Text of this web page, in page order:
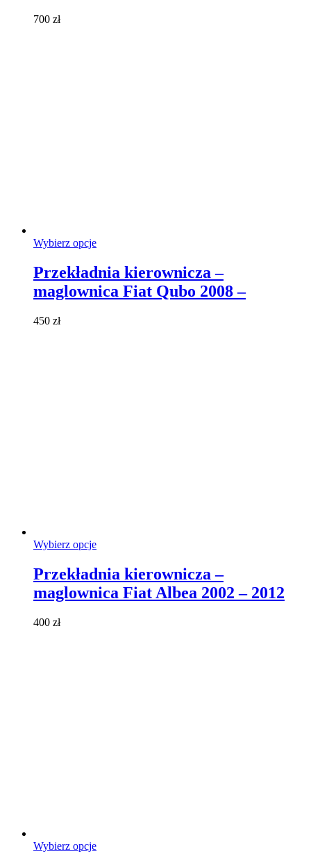
700 zł
Wybierz opcjeTen
ma
wiele
wariantów.
Przekładnia kierownicza –
maglownica Fiat Qubo 2008 –
450 zł
Wybierz opcjeTen
ma
wiele
wariantów.
Przekładnia kierownicza –
maglownica Fiat Albea 2002 – 2012
400 zł
Wybierz opcjeTen